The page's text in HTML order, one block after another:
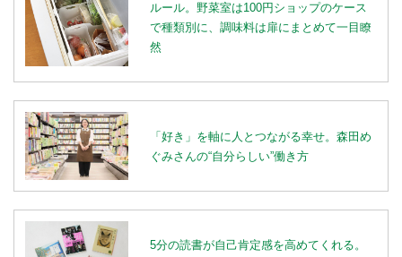
ルール。野菜室は100円ショップのケース
で種類別に、調味料は扉にまとめて一目瞭
然
「好き」を軸に人とつながる幸せ。森田め
ぐみさんの“自分らしい”働き方
5分の読書が自己肯定感を高めてくれる。